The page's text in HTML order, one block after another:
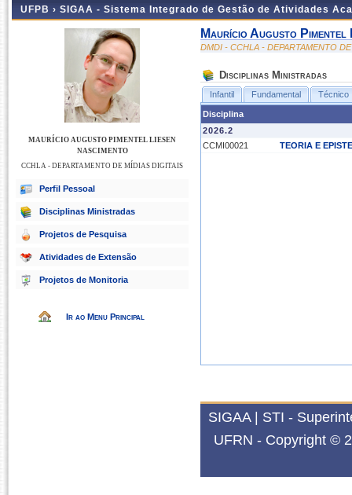
UFPB › SIGAA - Sistema Integrado de Gestão de Atividades
MAURÍCIO AUGUSTO PIMENTEL LIESEN
NASCIMENTO
CCHLA - DEPARTAMENTO DE MÍDIAS DIGITAIS
Perfil Pessoal
Disciplinas Ministradas
Projetos de Pesquisa
Atividades de Extensão
Projetos de Monitoria
Ir ao Menu Principal
Maurício Augusto Pimentel
DMDI - CCHLA - DEPARTAMENTO
Disciplinas Ministradas
Infantil Fundamental Técnico
Disciplina
2026.2
CCMI00021
TEORIA E
SIGAA | STI -
UFRN - Copyright ©